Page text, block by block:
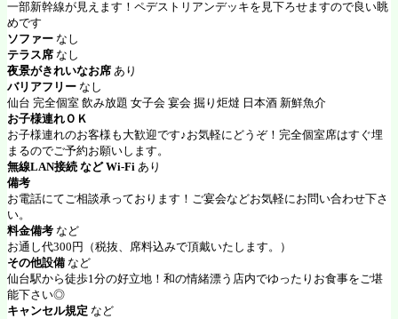
一部新幹線が見えます！ペデストリアンデッキを見下ろせますので良い眺
めです
ソファー なし
テラス席 なし
夜景がきれいなお席 あり
バリアフリー なし
仙台 完全個室 飲み放題 女子会 宴会 掘り炬燵 日本酒 新鮮魚介
お子様連れＯＫ
お子様連れのお客様も大歓迎です♪お気軽にどうぞ！完全個室席はすぐ埋
まるのでご予約お願いします。
無線LAN接続 など Wi-Fi あり
備考
お電話にてご相談承っております！ご宴会などお気軽にお問い合わせ下さ
い。
料金備考 など
お通し代300円（税抜、席料込みで頂戴いたします。）
その他設備 など
仙台駅から徒歩1分の好立地！和の情緒漂う店内でゆったりお食事をご堪
能下さい◎
キャンセル規定 など